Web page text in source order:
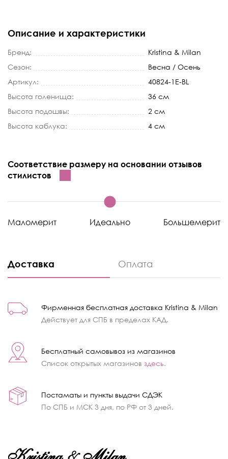
Описание и характеристики
Бренд:
Kristina & Milan
Сезон:
Весна / Осень
Артикул:
40824-1E-BL
Высота голенища:
36 см
Высота подошвы:
2 см
Высота каблука:
4 см
Соответствие размеру на основании отзывов
стилистов
Маломерит Идеально Большемерит
Доставка Оплата
Фирменная бесплатная доставка Kristina & Milan
Действует для СПБ в пределах КАД.
Бесплатный самовывоз из магазинов
Список открытых магазинов здесь.
Постаматы и пункты выдачи СДЭК
По СПБ и МСК 3 дня, по РФ от 3 дней.